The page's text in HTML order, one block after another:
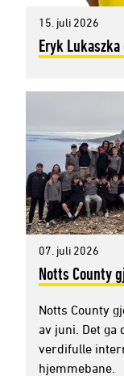
15. juli 2026
Eryk
07. juli 2026
Notts County
Notts County
av juni. Det ga
verdifulle
hjemmebane.